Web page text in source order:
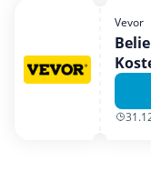
Vevor